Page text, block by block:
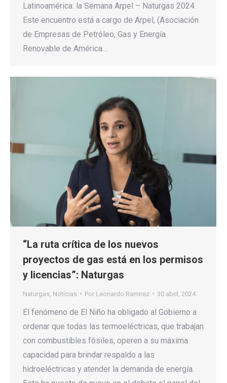
Latinoamérica: la Semana Arpel – Naturgas 2024.
Este encuentro está a cargo de Arpel, (Asociación
de Empresas de Petróleo, Gas y Energía
Renovable de América…
“La ruta crítica de los nuevos
proyectos de gas está en los permisos
y licencias”: Naturgas
Naturgas Noticias Por Leonardo Ramirez 30 abril, 2024
El fenómeno de El Niño ha obligado al Gobierno a
ordenar que todas las termoeléctricas, que trabajan
con combustibles fósiles, operen a su máxima
capacidad para brindar respaldo a las
hidroeléctricas y atender la demanda de energía.